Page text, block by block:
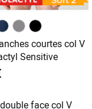
courtes col V
Sensitive